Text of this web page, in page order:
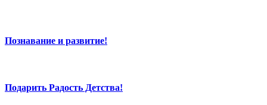
Познавание и развитие!
Подарить Радость Детства!